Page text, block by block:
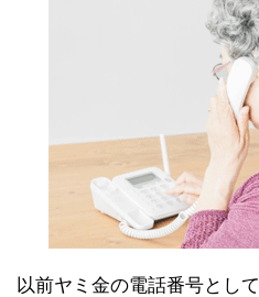
以前ヤミ金の電話番号とし